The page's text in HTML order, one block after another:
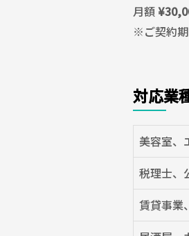
月額
※ご契約
対応業
美容室、
税理士、
賃貸事業